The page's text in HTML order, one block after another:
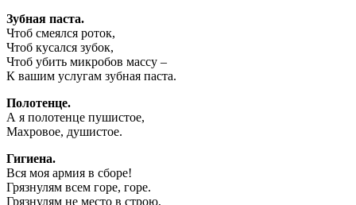
Зубная паста.
Чтоб смеялся роток,
Чтоб кусался зубок,
Чтоб убить микробов массу –
К вашим услугам зубная паста.
Полотенце.
А я полотенце пушистое,
Махровое, душистое.
Гигиена.
Вся моя армия в сборе!
Грязнулям всем горе, горе.
Грязнулям не место в строю,